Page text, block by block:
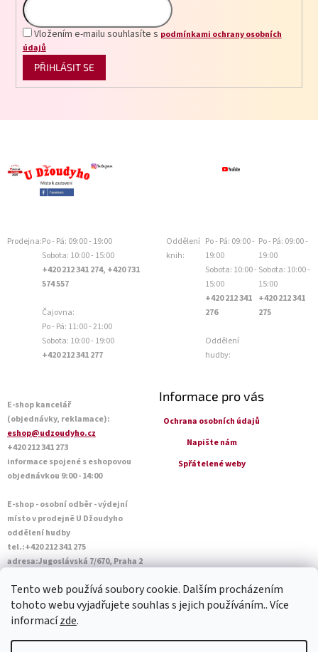
Tento web používá soubory cookie. Dalším procházením
tohoto webu vyjadřujete souhlas s jejich používáním.. Více
informacízde.
Vložením e-mailu souhlasíte s podmínkami ochrany osobních
údajů
PŘIHLÁSIT SE
Prodejna:Po - Pá: 09:00 - 19:00
Sobota: 10:00 - 15:00
+420 212 341 274, +420 731
574 557
Čajovna:
Po - Pá: 11:00 - 21:00
Sobota: 10:00 - 19:00
+420 212 341 277
Oddělení
knih:
Po - Pá: 09:00 -
19:00
Sobota: 10:00 -
15:00
+420 212 341
276
Oddělení
hudby:
Po - Pá: 09:00 -
19:00
Sobota: 10:00 -
15:00
+420 212 341
275
E-shop kancelář
(objednávky, reklamace):
eshop@udzoudyho.cz
+420 212 341 273
informace spojené s eshopovou
objednávkou 9:00 - 14:00
E-shop - osobní odběr - výdejní
místo v prodejně U Džoudyho
oddělení hudby
tel.:+420 212 341 275
adresa:Jugoslávská 7/670, Praha 2
Sobota: 10:00 - 14:45
Informace pro vás
Ochrana osobních údajů
Napište nám
Spřátelené weby